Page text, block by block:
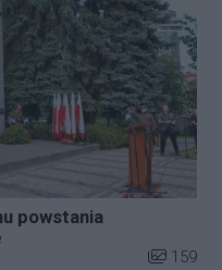
powstania
Liczba
159